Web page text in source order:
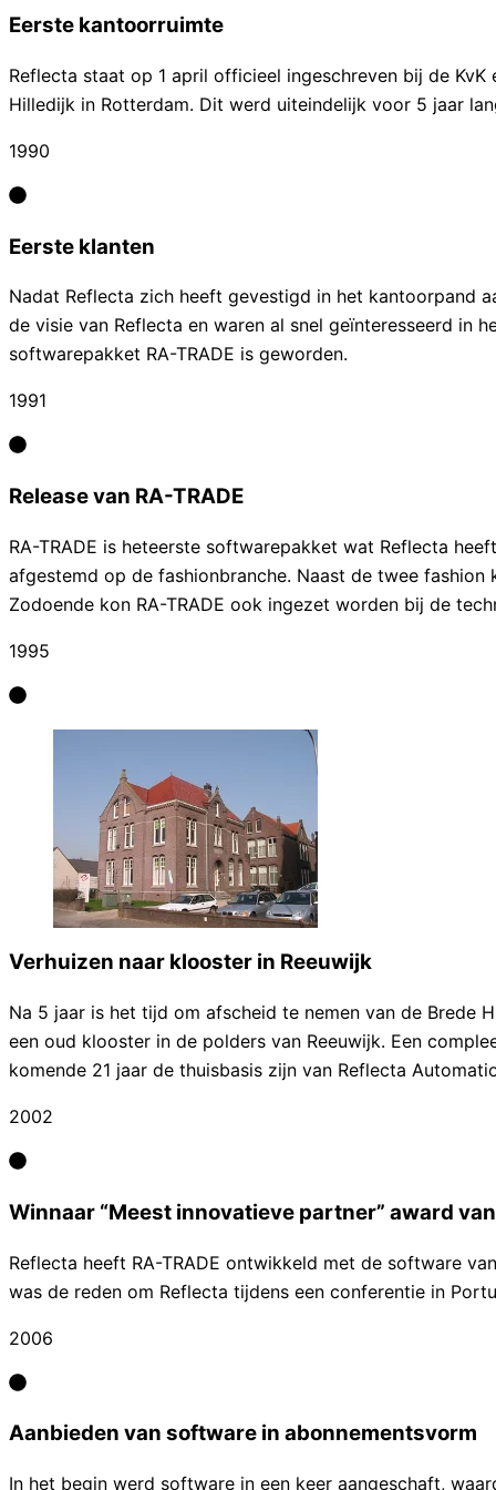
Eerste kantoorruimte
Reflecta staat op 1 april officieel ingeschreven bij de
Hilledijk in Rotterdam. Dit werd uiteindelijk voor 5 jaar
1990
Eerste klanten
Nadat Reflecta zich heeft gevestigd in het kantoorpand
de visie van Reflecta en waren al snel geïnteresseerd in
softwarepakket RA-TRADE is geworden.
1991
Release van RA-TRADE
RA-TRADE is heteerste softwarepakket wat Reflecta
afgestemd op de fashionbranche. Naast de twee
Zodoende kon RA-TRADE ook ingezet worden bij de
1995
Verhuizen naar klooster in Reeuwijk
Na 5 jaar is het tijd om afscheid te nemen van de Brede
een oud klooster in de polders van Reeuwijk. Een
komende 21 jaar de thuisbasis zijn van Reflecta
2002
Winnaar “Meest innovatieve partner” award
Reflecta heeft RA-TRADE ontwikkeld met de software
was de reden om Reflecta tijdens een conferentie in
2006
Aanbieden van software in abonnementsvorm
In het begin werd software in een keer aangeschaft,